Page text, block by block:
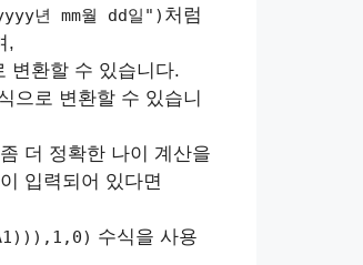
년 mm월 dd일") 처럼
,
변환할 수 있습니다.
으로 변환할 수 있습니
더 정확한 나이 계산을
입력되어 있다면
수식을 사용